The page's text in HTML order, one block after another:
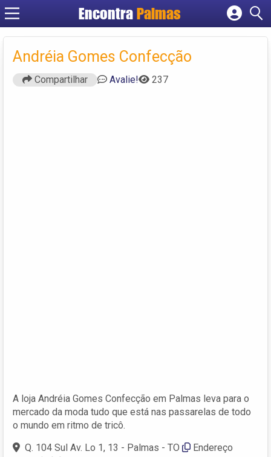
Encontra Palmas
Cadastrar empresa
Fazer login
Criar conta
Andréia Gomes Confecção
Compartilhar Avalie! 237
A loja Andréia Gomes Confecção em Palmas leva para o
mercado da moda tudo que está nas passarelas de todo
o mundo em ritmo de tricô.
Q. 104 Sul Av. Lo 1, 13 - Palmas - TO
Endereço